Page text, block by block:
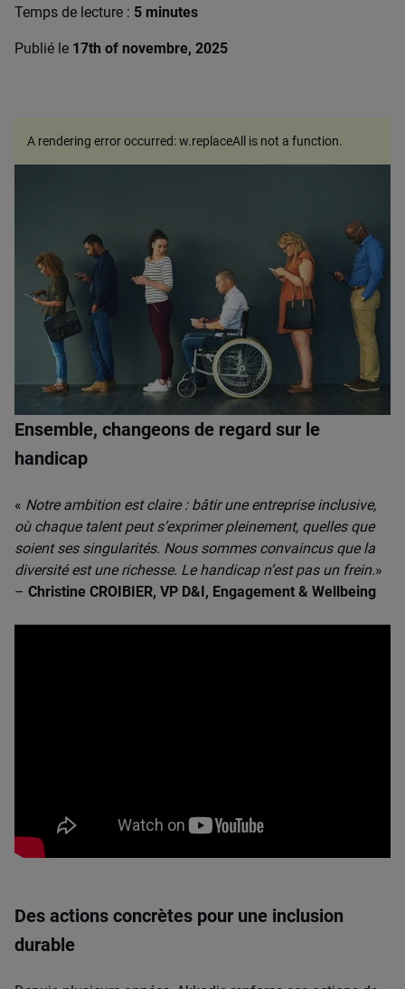
Temps de lecture : 5 minutes
Publié le 17th of novembre, 2025
Ensemble, changeons de regard sur le
handicap
« Notre ambition est claire : bâtir une entreprise inclusive,
où chaque talent peut s’exprimer pleinement, quelles que
soient ses singularités. Nous sommes convaincus que la
diversité est une richesse. Le handicap n’est pas un frein.»
– Christine CROIBIER, VP D&I, Engagement & Wellbeing
Des actions concrètes pour une inclusion
durable
A rendering error occurred:w.replaceAll is not a function.